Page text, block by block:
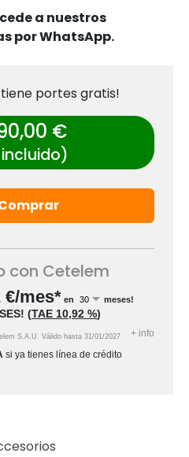
a nuestros
por WhatsApp.
portes gratis!
€
incluido)
con Cetelem
€/mes* en meses!
(TAE 10,92 %)
S.A.U. Válido hasta 31/01/2027 + info
si ya tienes línea de crédito